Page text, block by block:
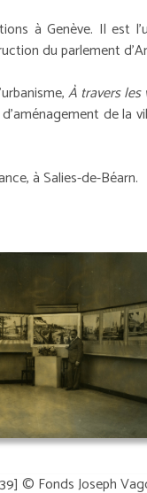
à Genève. Il est
du parlement
À travers les
de la
à Salies-de-Béarn.